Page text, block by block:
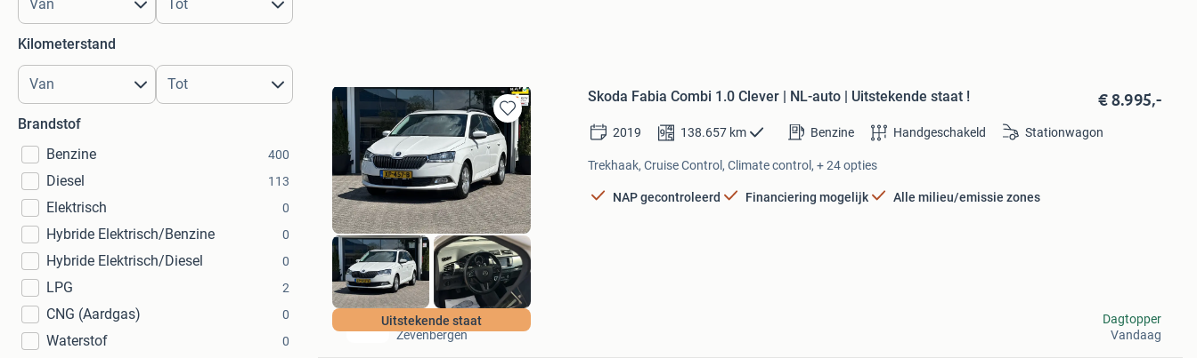
Kilometerstand
Brandstof
Benzine
400
Diesel 113
Elektrisch 0
Hybride Elektrisch/Benzine 0
Hybride Elektrisch/Diesel 0
LPG 2
CNG (Aardgas) 0
Waterstof 0
Bewaren
in
Mijn
Favorieten
Uitstekende staat
Skoda Fabia Combi 1.0 Clever | NL-auto | Uitstekende staat ! € 8.995,-
2019 138.657 km Benzine Handgeschakeld Stationwagon
Trekhaak, Cruise Control, Climate control, + 24 opties
NAP gecontroleerd Financiering mogelijk Alle milieu/emissie zones
Eerlijk Rijden
Zevenbergen
Dagtopper
Vandaag